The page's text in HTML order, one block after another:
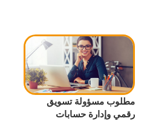
مطلوب مسؤولة تسويق
رقمي وإدارة حسابات